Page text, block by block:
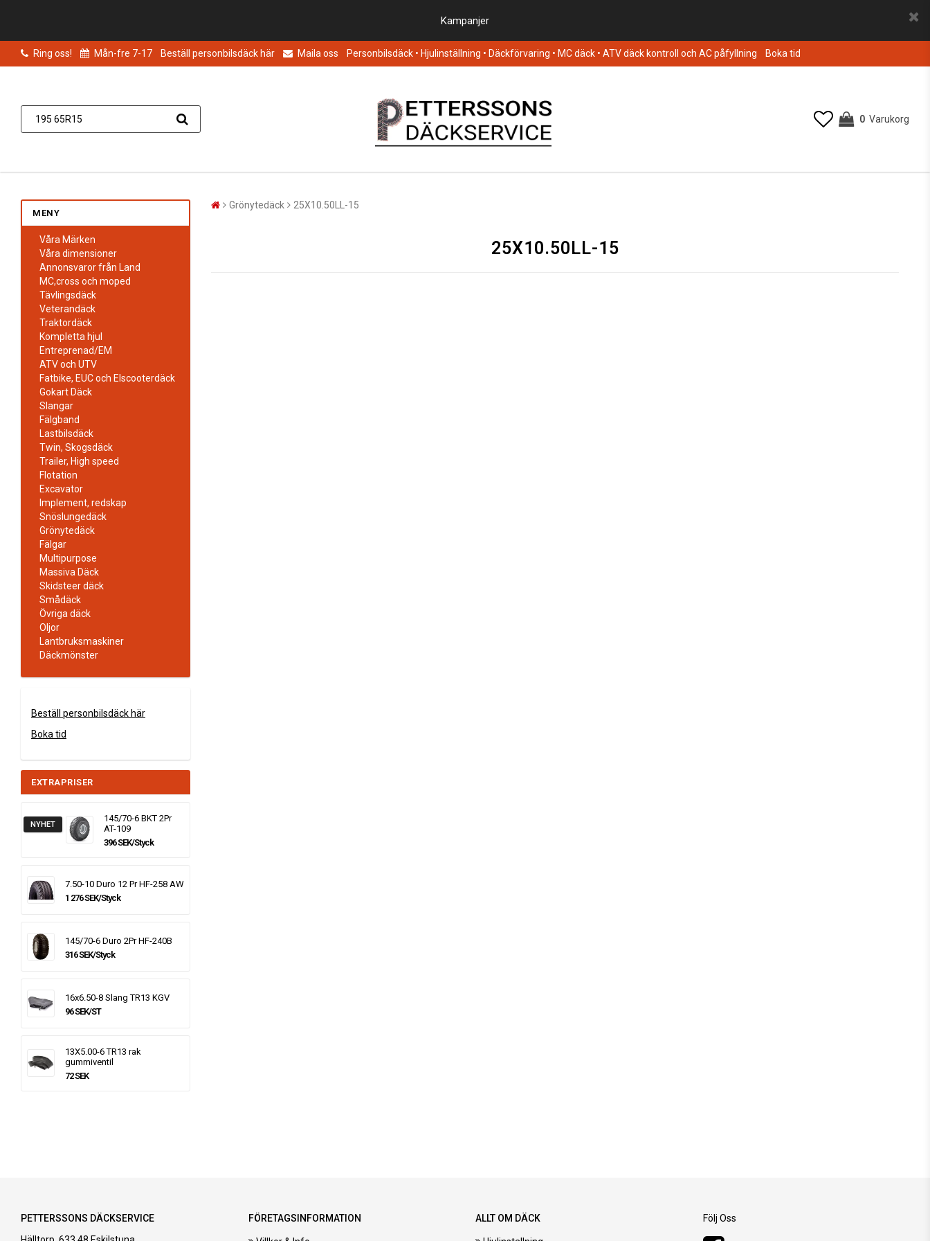
Kampanjer
Ring oss! Mån-fre 7-17 Beställ personbilsdäck här Maila oss Personbilsdäck • Hjulinställning • Däckförvaring • MC däck • ATV däck kontroll och AC påfyllning Boka tid
0 Varukorg
MENY
Våra Märken
Våra dimensioner
Annonsvaror från Land
MC,cross och moped
Tävlingsdäck
Veterandäck
Traktordäck
Kompletta hjul
Entreprenad/EM
ATV och UTV
Fatbike, EUC och Elscooterdäck
Gokart Däck
Slangar
Fälgband
Lastbilsdäck
Twin, Skogsdäck
Trailer, High speed
Flotation
Excavator
Implement, redskap
Snöslungedäck
Grönytedäck
Fälgar
Multipurpose
Massiva Däck
Skidsteer däck
Smådäck
Övriga däck
Oljor
Lantbruksmaskiner
Däckmönster
Beställ personbilsdäck här
Boka tid
EXTRAPRISER
NYHET
145/70-6 BKT 2Pr
AT-109
396 SEK/Styck
7.50-10 Duro 12 Pr HF-258 AW
1 276 SEK/Styck
145/70-6 Duro 2Pr HF-240B
316 SEK/Styck
16x6.50-8 Slang TR13 KGV
96 SEK/ST
13X5.00-6 TR13 rak
gummiventil
72 SEK
Grönytedäck 25X10.50LL-15
25X10.50LL-15
PETTERSSONS DÄCKSERVICE
FÖRETAGSINFORMATION ALLT OM DÄCK Följ Oss